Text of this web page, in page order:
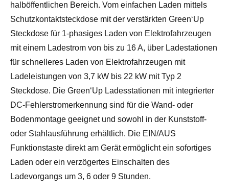
halböffentlichen Bereich. Vom einfachen Laden mittels
Schutzkontaktsteckdose mit der verstärkten Green‘Up
Steckdose für 1-phasiges Laden von Elektrofahrzeugen
mit einem Ladestrom von bis zu 16 A, über Ladestationen
für schnelleres Laden von Elektrofahrzeugen mit
Ladeleistungen von 3,7 kW bis 22 kW mit Typ 2
Steckdose. Die Green‘Up Ladesstationen mit integrierter
DC-Fehlerstromerkennung sind für die Wand- oder
Bodenmontage geeignet und sowohl in der Kunststoff-
oder Stahlausführung erhältlich. Die EIN/AUS
Funktionstaste direkt am Gerät ermöglicht ein sofortiges
Laden oder ein verzögertes Einschalten des
Ladevorgangs um 3, 6 oder 9 Stunden.